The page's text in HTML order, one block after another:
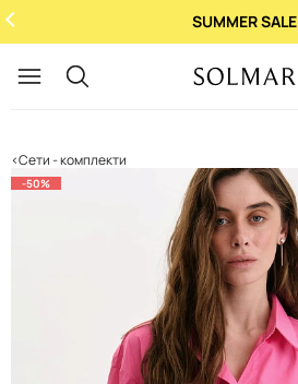
SUMMER SALE
Сети - комплекти
-50%